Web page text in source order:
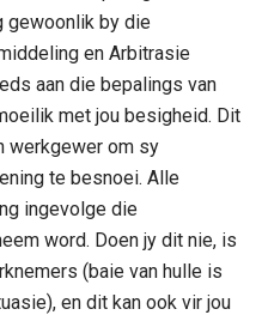
gewoonlik by die
en Arbitrasie
aan die bepalings van
met jou besigheid. Dit
werkgewer om sy
te besnoei. Alle
ingevolge die
word. Doen jy dit nie, is
(baie van hulle is
en dit kan ook vir jou